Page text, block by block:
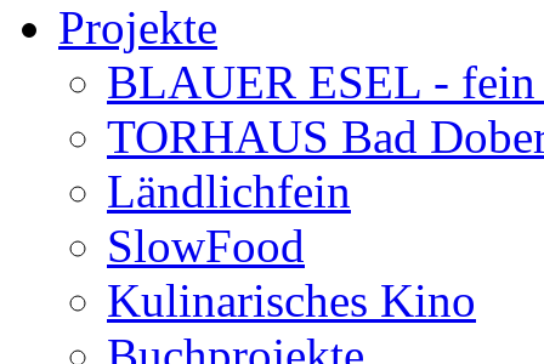
Projekte
BLAUER ESEL -
TORHAUS Bad
Ländlichfein
SlowFood
Kulinarisches Kino